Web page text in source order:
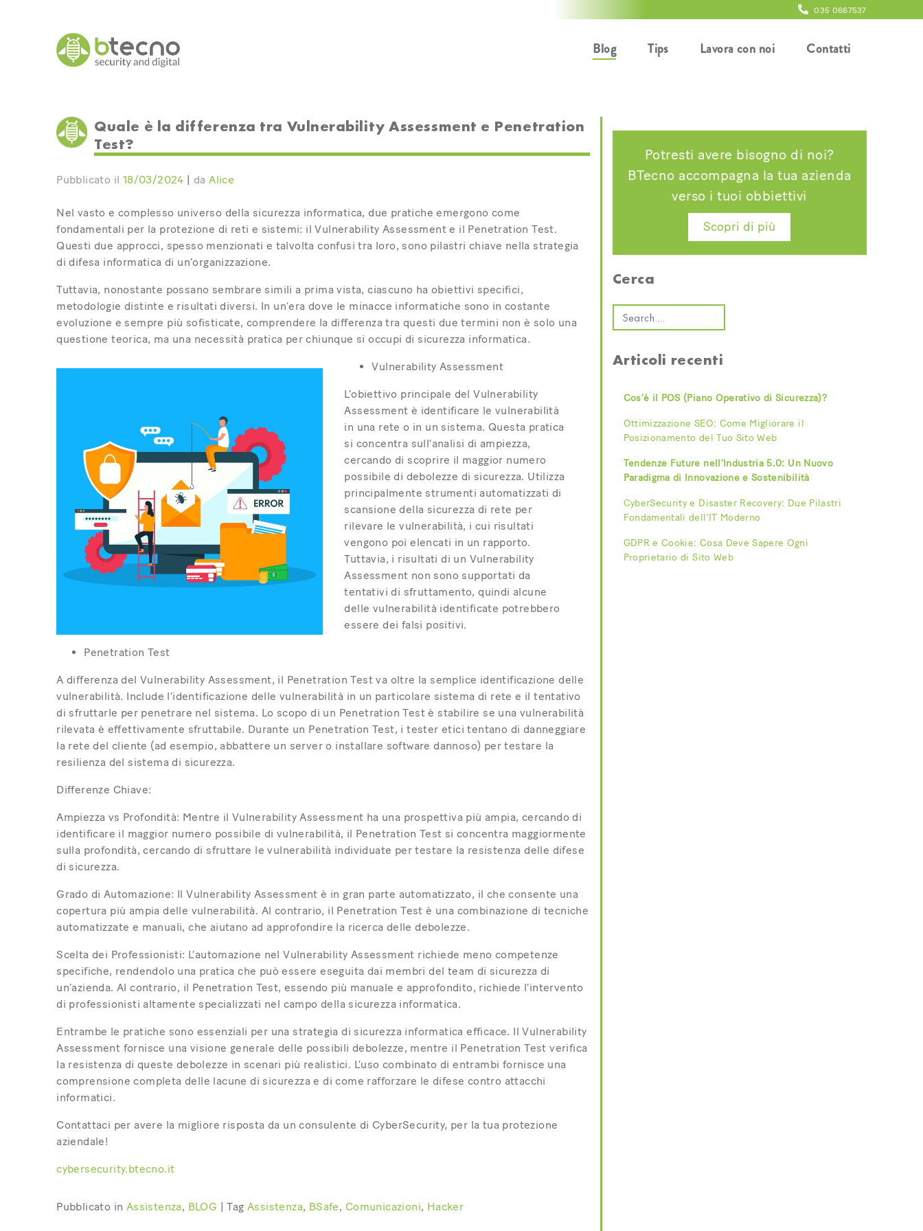
035 0667537
Blog Tips Lavora con noi Contatti
Quale è la differenza tra Vulnerability Assessment e Penetration
Test?
Pubblicato il 18/03/2024 | daAlice
Nel vasto e complesso universo della sicurezza informatica, due pratiche emergono come
fondamentali per la protezione di reti e sistemi: il Vulnerability Assessment e il Penetration Test.
Questi due approcci, spesso menzionati e talvolta confusi tra loro, sono pilastri chiave nella strategia
di difesa informatica di un’organizzazione.
Tuttavia, nonostante possano sembrare simili a prima vista, ciascuno ha obiettivi specifici,
metodologie distinte e risultati diversi. In un’era dove le minacce informatiche sono in costante
evoluzione e sempre più sofisticate, comprendere la differenza tra questi due termini non è solo una
questione teorica, ma una necessità pratica per chiunque si occupi di sicurezza informatica.
Vulnerability Assessment
L’obiettivo principale del Vulnerability
Assessment è identificare le vulnerabilità
in una rete o in un sistema. Questa pratica
si concentra sull’analisi di ampiezza,
cercando di scoprire il maggior numero
possibile di debolezze di sicurezza. Utilizza
principalmente strumenti automatizzati di
scansione della sicurezza di rete per
rilevare le vulnerabilità, i cui risultati
vengono poi elencati in un rapporto.
Tuttavia, i risultati di un Vulnerability
Assessment non sono supportati da
tentativi di sfruttamento, quindi alcune
delle vulnerabilità identificate potrebbero
essere dei falsi positivi.
Penetration Test
A differenza del Vulnerability Assessment, il Penetration Test va oltre la semplice identificazione delle
vulnerabilità. Include l’identificazione delle vulnerabilità in un particolare sistema di rete e il tentativo
di sfruttarle per penetrare nel sistema. Lo scopo di un Penetration Test è stabilire se una vulnerabilità
rilevata è effettivamente sfruttabile. Durante un Penetration Test, i tester etici tentano di danneggiare
la rete del cliente (ad esempio, abbattere un server o installare software dannoso) per testare la
resilienza del sistema di sicurezza.
Differenze Chiave:
Ampiezza vs Profondità: Mentre il Vulnerability Assessment ha una prospettiva più ampia, cercando di
identificare il maggior numero possibile di vulnerabilità, il Penetration Test si concentra maggiormente
sulla profondità, cercando di sfruttare le vulnerabilità individuate per testare la resistenza delle difese
di sicurezza.
Grado di Automazione: Il Vulnerability Assessment è in gran parte automatizzato, il che consente una
copertura più ampia delle vulnerabilità. Al contrario, il Penetration Test è una combinazione di tecniche
automatizzate e manuali, che aiutano ad approfondire la ricerca delle debolezze.
Scelta dei Professionisti: L’automazione nel Vulnerability Assessment richiede meno competenze
specifiche, rendendolo una pratica che può essere eseguita dai membri del team di sicurezza di
un’azienda. Al contrario, il Penetration Test, essendo più manuale e approfondito, richiede l’intervento
di professionisti altamente specializzati nel campo della sicurezza informatica.
Entrambe le pratiche sono essenziali per una strategia di sicurezza informatica efficace. Il Vulnerability
Assessment fornisce una visione generale delle possibili debolezze, mentre il Penetration Test verifica
la resistenza di queste debolezze in scenari più realistici. L’uso combinato di entrambi fornisce una
comprensione completa delle lacune di sicurezza e di come rafforzare le difese contro attacchi
informatici.
Contattaci per avere la migliore risposta da un consulente di CyberSecurity, per la tua protezione
aziendale!
cybersecurity.btecno.it
Pubblicato in Assistenza, BLOG |TagAssistenza, BSafe, Comunicazioni, Hacker
Potresti avere bisogno di noi?
BTecno accompagna la tua azienda
verso i tuoi obbiettivi
Scopri di più
Cerca
Articoli recenti
Cos’è il POS (Piano Operativo di Sicurezza)?
Ottimizzazione SEO: Come Migliorare il
Posizionamento del Tuo Sito Web
Tendenze Future nell’Industria 5.0: Un Nuovo
Paradigma di Innovazione e Sostenibilità
CyberSecurity e Disaster Recovery: Due Pilastri
Fondamentali dell’IT Moderno
GDPR e Cookie: Cosa Deve Sapere Ogni
Proprietario di Sito Web